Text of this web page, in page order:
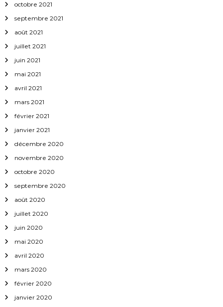
octobre 2021
septembre 2021
août 2021
juillet 2021
juin 2021
mai 2021
avril 2021
mars 2021
février 2021
janvier 2021
décembre 2020
novembre 2020
octobre 2020
septembre 2020
août 2020
juillet 2020
juin 2020
mai 2020
avril 2020
mars 2020
février 2020
janvier 2020